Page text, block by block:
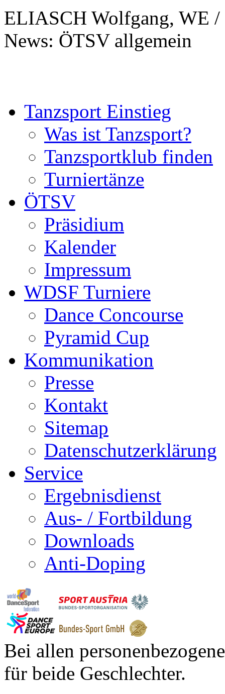
ELIASCH Wolfgang, WE /
News: ÖTSV allgemein
Tanzsport Einstieg
Was ist Tanzsport?
Tanzsportklub finden
Turniertänze
ÖTSV
Präsidium
Kalender
Impressum
WDSF Turniere
Dance Concourse
Pyramid Cup
Kommunikation
Presse
Kontakt
Sitemap
Datenschutzerklärung
Service
Ergebnisdienst
Aus- / Fortbildung
Downloads
Anti-Doping
Bei allen
für beide Geschlechter.